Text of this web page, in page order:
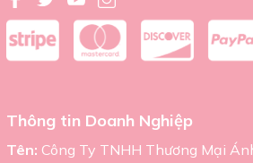
Thông tin Doanh Nghiệp
Tên: Công Ty TNHH Thương Mại